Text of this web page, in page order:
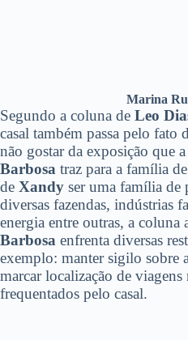
Marina
Segundo a coluna de Leo
casal também passa pelo fato
não gostar da exposição que a
Barbosa traz para a família de
de Xandy ser uma família de
diversas fazendas, indústrias
energia entre outras, a coluna
Barbosa enfrenta diversas
exemplo: manter sigilo sobre
marcar localização de viagens
frequentados pelo casal.